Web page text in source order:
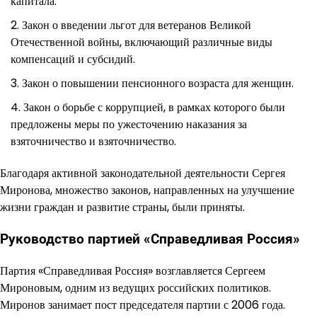
Закон о введении льгот для ветеранов Великой
Отечественной войны, включающий различные виды
компенсаций и субсидий.
Закон о повышении пенсионного возраста для женщин.
Закон о борьбе с коррупцией, в рамках которого были
предложены меры по ужесточению наказания за
взяточничество и взяточничество.
Благодаря активной законодательной деятельности Сергея
Миронова, множество законов, направленных на улучшение
жизни граждан и развитие страны, были приняты.
Руководство партией «Справедливая Россия»
Партия «Справедливая Россия» возглавляется Сергеем
Мироновым, одним из ведущих российских политиков.
Миронов занимает пост председателя партии с 2006 года.